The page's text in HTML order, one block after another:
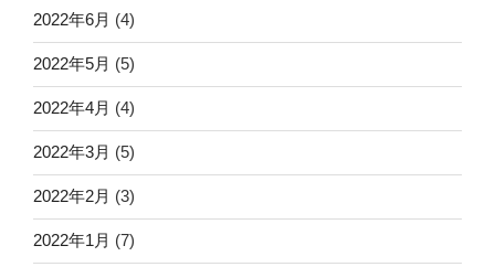
2022年6月 (4)
2022年5月 (5)
2022年4月 (4)
2022年3月 (5)
2022年2月 (3)
2022年1月 (7)